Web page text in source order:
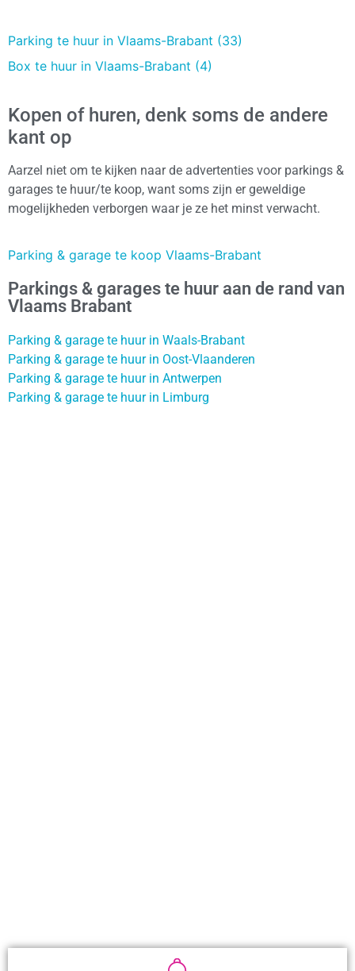
Parking te huur in Vlaams-Brabant (33)
Box te huur in Vlaams-Brabant (4)
Kopen of huren, denk soms de andere
kant op
Aarzel niet om te kijken naar de advertenties voor parkings &
garages te huur/te koop, want soms zijn er geweldige
mogelijkheden verborgen waar je ze het minst verwacht.
Parking & garage te koop Vlaams-Brabant
Parkings & garages te huur aan de rand van
Vlaams Brabant
Parking & garage te huur in Waals-Brabant
Parking & garage te huur in Oost-Vlaanderen
Parking & garage te huur in Antwerpen
Parking & garage te huur in Limburg